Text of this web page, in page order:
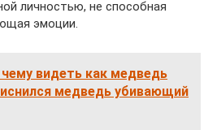
личностью, не способная
эмоции.
чему видеть как медведь
медведь убивающий